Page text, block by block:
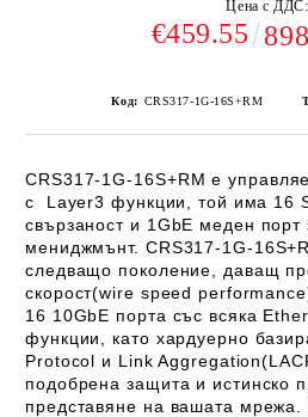
Цена с ДДС:
€459.55
Код: CRS317-1G-16S+RM
CRS317-1G-16S+RM е
с Layer3 функции, той има 16
свързаност и 1GbE меден порт
мениджмънт. CRS317-1G-
следващо поколение, даващ
скорост(wire speed
16 10GbE порта със всяка
функции, като хардуерно
Protocol и Link
подобрена защита и истинско
представяне на вашата